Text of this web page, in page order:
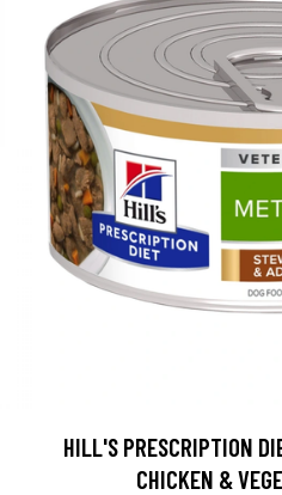
HILL'S PRESCRIPTION
CHICKEN &